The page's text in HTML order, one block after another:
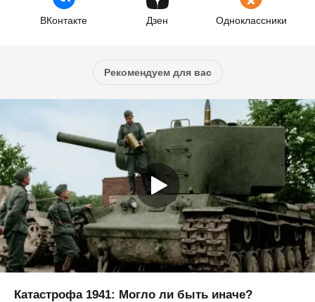
ВКонтакте Дзен Одноклассники
Рекомендуем для вас
Катастрофа 1941: Могло ли быть иначе?